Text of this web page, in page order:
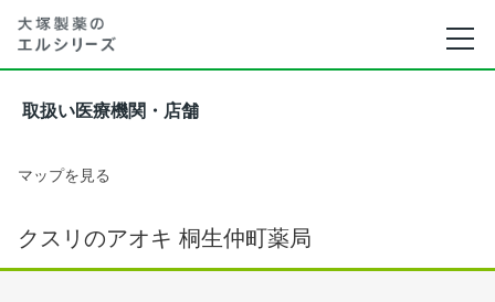
取扱い医療機関・店舗
マップを見る
クスリのアオキ 桐生仲町薬局